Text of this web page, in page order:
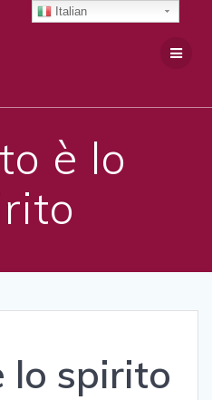
è lo
lo spirito
Italian